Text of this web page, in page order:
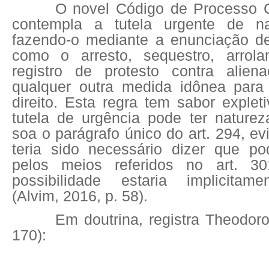
O novel Código de Processo
contempla a tutela urgente de
fazendo-o mediante a enunciação
como o arresto, sequestro,
registro de protesto contra
qualquer outra medida idônea
direito. Esta regra tem sabor
tutela de urgência pode ter
soa o parágrafo único do art. 294,
teria sido necessário dizer que
pelos meios referidos no art.
possibilidade estaria
(Alvim, 2016, p. 58).
Em doutrina, registra
170):